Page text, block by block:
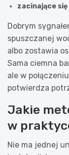
zacinające
Dobrym
spuszczanej
albo zostawia
Sama ciemna
ale w
potwierdza
Jakie
w
Nie ma jednej